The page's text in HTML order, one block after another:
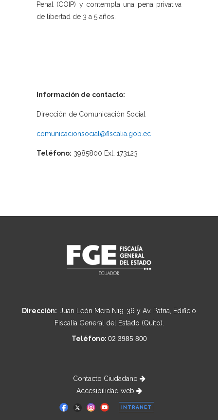
Penal (COIP) y contempla una pena privativa
de libertad de 3 a 5 años.
Información de contacto:
Dirección de Comunicación Social
comunicacionsocial@fiscalia.gob.ec
Teléfono: 3985800 Ext. 173123
Dirección: Juan León Mera N19-36 y Av. Patria, Edificio
Fiscalía General del Estado (Quito).
Teléfono: 02 3985 800
Contacto Ciudadano
Accesibilidad web
INTRANET